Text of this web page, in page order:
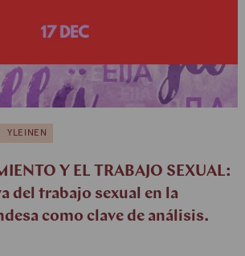
YLEINEN
Y EL TRABAJO SEXUAL:
del trabajo sexual en la
como clave de análisis.